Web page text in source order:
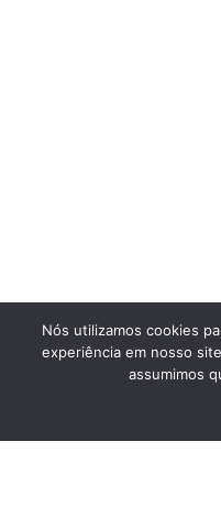
Nós utilizamos cookies
experiência em nosso
assumimos